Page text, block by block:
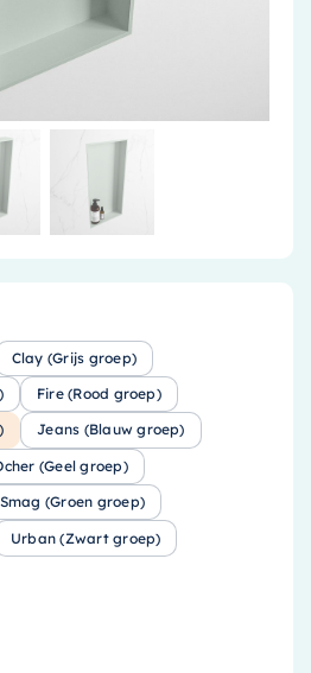
Clay (Grijs groep)
Fire (Rood groep)
Jeans (Blauw groep)
(Geel groep)
Smag (Groen groep)
Urban (Zwart groep)